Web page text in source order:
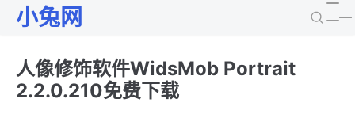
小兔网
人像修饰软件WidsMob Portrait
2.2.0.210免费下载